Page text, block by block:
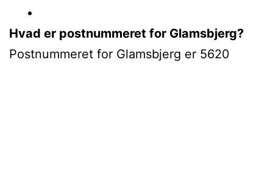
Hvad er postnummeret for Glamsbjerg?
Postnummeret for Glamsbjerg er 5620